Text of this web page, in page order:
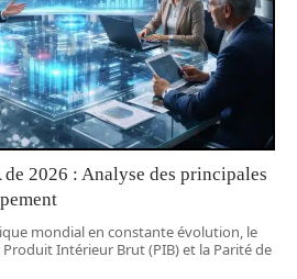
de 2026 : Analyse des principales
mondial en constante évolution, le
Intérieur Brut (PIB) et la Parité de